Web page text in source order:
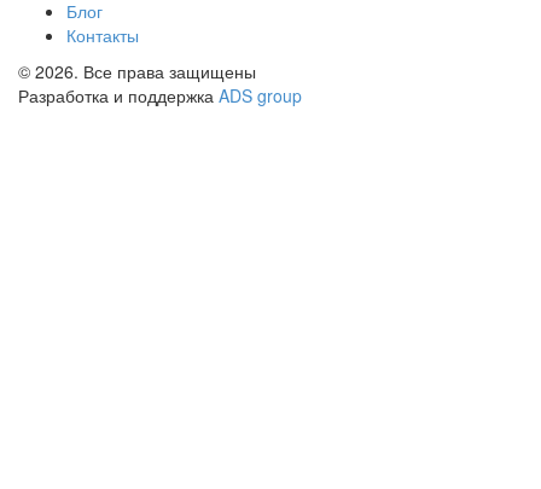
Блог
Контакты
© 2026. Все права защищены
Разработка и поддержка ADS group